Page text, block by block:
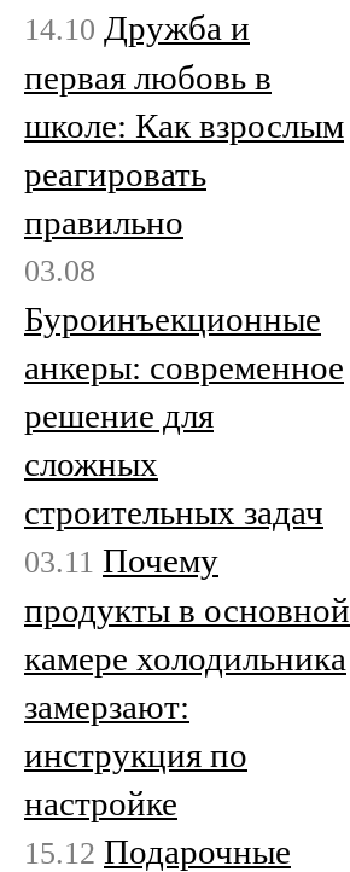
14.10 Дружба и
первая любовь в
школе: Как взрослым
реагировать
правильно
03.08
Буроинъекционные
анкеры: современное
решение для
сложных
строительных задач
03.11 Почему
продукты в основной
камере холодильника
замерзают:
инструкция по
настройке
15.12 Подарочные